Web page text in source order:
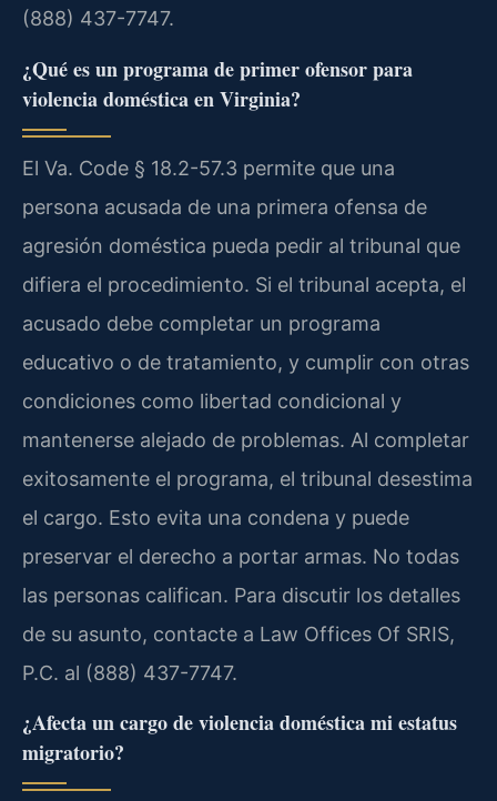
(888) 437-7747.
¿Qué es un programa de primer ofensor para
violencia doméstica en Virginia?
El Va. Code § 18.2-57.3 permite que una
persona acusada de una primera ofensa de
agresión doméstica pueda pedir al tribunal que
difiera el procedimiento. Si el tribunal acepta, el
acusado debe completar un programa
educativo o de tratamiento, y cumplir con otras
condiciones como libertad condicional y
mantenerse alejado de problemas. Al completar
exitosamente el programa, el tribunal desestima
el cargo. Esto evita una condena y puede
preservar el derecho a portar armas. No todas
las personas califican. Para discutir los detalles
de su asunto, contacte a Law Offices Of SRIS,
P.C. al (888) 437-7747.
¿Afecta un cargo de violencia doméstica mi estatus
migratorio?